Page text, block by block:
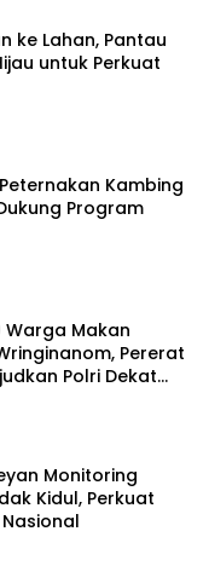
ke Lahan, Pantau
untuk Perkuat
Kambing
Program
Warga Makan
Pererat
Polri Dekat
Monitoring
Kidul, Perkuat